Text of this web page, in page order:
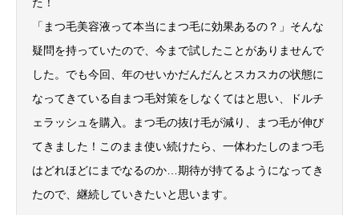
「まつ毛美容液って本当にまつ毛に効果あるの？」そんな
疑問を持っていたので、今まで試したことがありませんで
した。でも今回、年のせいかだんだんとスカスカの状態に
なってきている自まつ毛対策をしなくてはと思い、ドルチ
ェラッシュを購入。まつ毛の抜け毛が減り、まつ毛が伸び
てきました！このまま使い続けたら、一体わたしのまつ毛
はどれほどにまでなるのか…期待が持てるようになってき
たので、継続していきたいと思います。